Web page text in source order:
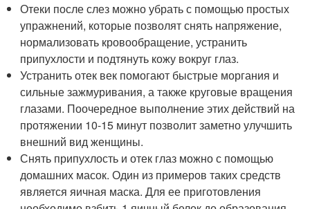
Отеки после слез можно убрать с помощью простых
упражнений, которые позволят снять напряжение,
нормализовать кровообращение, устранить
припухлости и подтянуть кожу вокруг глаз.
Устранить отек век помогают быстрые моргания и
сильные зажмуривания, а также круговые вращения
глазами. Поочередное выполнение этих действий на
протяжении 10-15 минут позволит заметно улучшить
внешний вид женщины.
Снять припухлость и отек глаз можно с помощью
домашних масок. Один из примеров таких средств
является яичная маска. Для ее приготовления